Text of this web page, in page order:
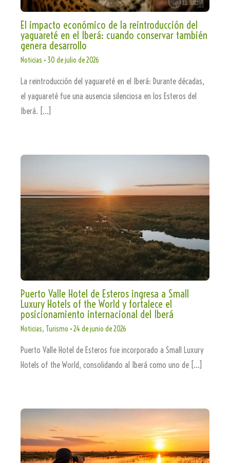
El impacto económico de la reintroducción del
yaguareté en el Iberá: cuando conservar también
genera desarrollo
Noticias • 30 de julio de 2026
La reintroducción del yaguareté en el Iberá: Durante décadas,
el yaguareté fue una ausencia silenciosa en los Esteros del
Iberá. […]
Puerto Valle Hotel de Esteros ingresa a Small
Luxury Hotels of the World y fortalece el
posicionamiento internacional del Iberá
Noticias, Turismo •24 de junio de 2026
Puerto Valle Hotel de Esteros fue incorporado a Small Luxury
Hotels of the World, consolidando al Iberá como uno de […]